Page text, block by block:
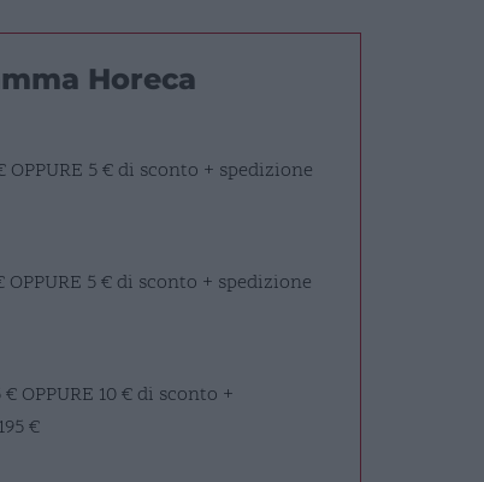
Horeca
OPPURE 5 € di sconto + spedizione
OPPURE 5 € di sconto + spedizione
€ OPPURE 10 € di sconto +
€